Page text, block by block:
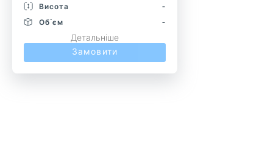
Висота
-
Об`єм
-
Детальніше
Замовити